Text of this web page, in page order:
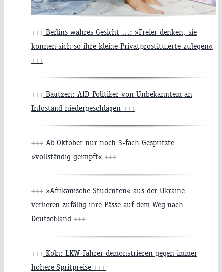
+++ Berlins wahres Gesicht …: »Freier denken, sie
können sich so ihre kleine Privatprostituierte zulegen«
+++
+++ Bautzen: AfD-Politiker von Unbekanntem an
Infostand niedergeschlagen +++
+++ Ab Oktober nur noch 3-fach Gespritzte
»vollständig geimpft« +++
+++ »Afrikanische Studenten« aus der Ukraine
verlieren zufällig ihre Pässe auf dem Weg nach
Deutschland +++
+++ Köln: LKW-Fahrer demonstrieren gegen immer
höhere Spritpreise +++